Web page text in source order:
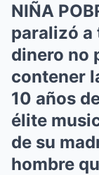
NIÑA
paralizó a
dinero no
contener
10 años
élite
de su
hombre